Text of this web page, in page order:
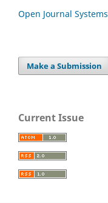
Open Journal Systems
Make a Submission
Current Issue